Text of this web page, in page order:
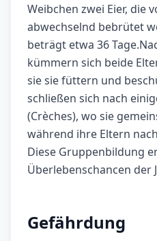
Weibchen zwei Eier, die
abwechselnd bebrütet
beträgt etwa 36
kümmern sich beide
sie sie füttern und
schließen sich nach
(Crèches), wo sie
während ihre Eltern
Diese Gruppenbildung
Überlebenschancen der
Gefährdung